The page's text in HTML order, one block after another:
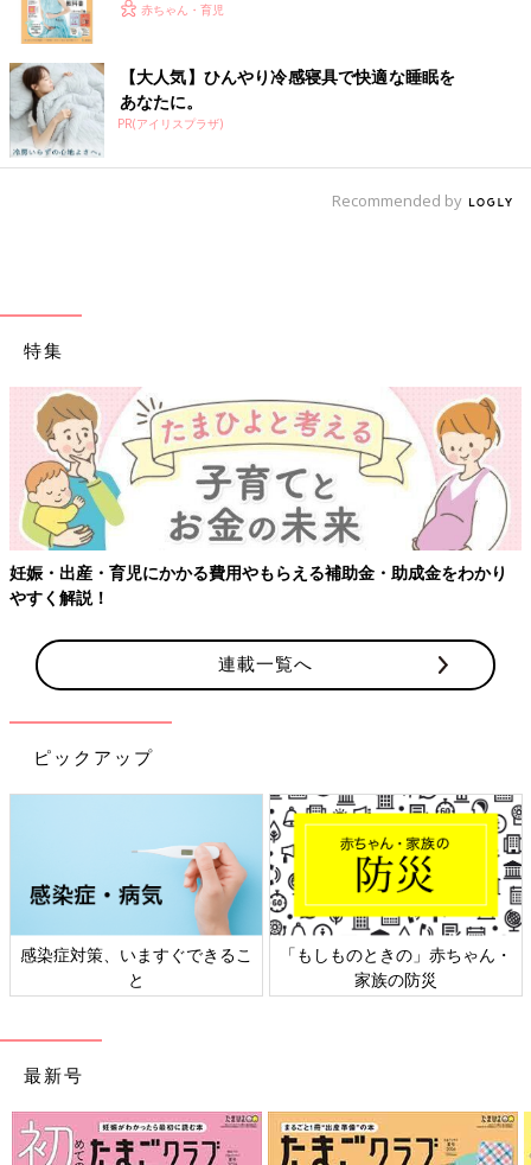
赤ちゃん・育児
【大人気】ひんやり冷感寝具で快適な睡眠を
あなたに。
PR(アイリスプラザ)
Recommended by
特集
【ワクチン接種できるものも】妊婦の感染症対策、知っておいて！
連載一覧へ
ピックアップ
日本外来小児科学会リーフレッ
ト検討会
六星占術 細木かおりさんの人生
相談
最新号